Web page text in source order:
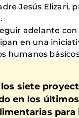
Jesús
adelante
en una
humanos
siete
en los